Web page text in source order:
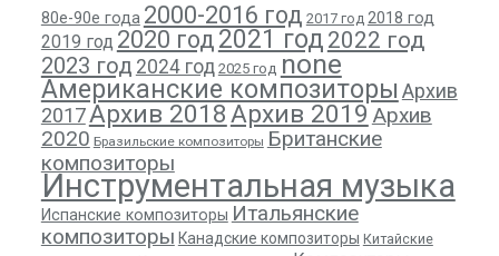
80е-90е года 2000-2016 год 2017 год 2018 год
2019 год 2020 год 2021 год 2022 год
2023 год 2024 год 2025 год none
Американские композиторы Архив
2017Архив 2018Архив 2019 Архив
2020 Бразильские композиторы Британские
композиторы
Инструментальная музыка
Испанские композиторы Итальянские
композиторы Канадские композиторы Китайские